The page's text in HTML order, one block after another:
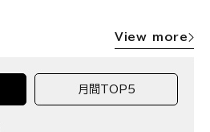
View more
月間TOP5